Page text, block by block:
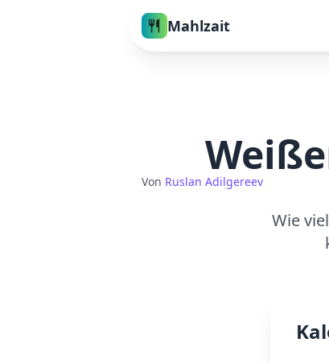
Mahlzait
Von Ruslan Adilgereev
Wie